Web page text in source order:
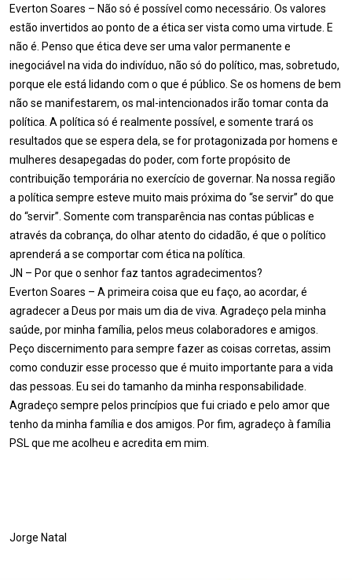
Everton Soares – Não só é possível como necessário. Os valores
estão invertidos ao ponto de a ética ser vista como uma virtude. E
não é. Penso que ética deve ser uma valor permanente e
inegociável na vida do indivíduo, não só do político, mas, sobretudo,
porque ele está lidando com o que é público. Se os homens de bem
não se manifestarem, os mal-intencionados irão tomar conta da
política. A política só é realmente possível, e somente trará os
resultados que se espera dela, se for protagonizada por homens e
mulheres desapegadas do poder, com forte propósito de
contribuição temporária no exercício de governar. Na nossa região
a política sempre esteve muito mais próxima do “se servir” do que
do “servir”. Somente com transparência nas contas públicas e
através da cobrança, do olhar atento do cidadão, é que o político
aprenderá a se comportar com ética na política.
JN – Por que o senhor faz tantos agradecimentos?
Everton Soares – A primeira coisa que eu faço, ao acordar, é
agradecer a Deus por mais um dia de viva. Agradeço pela minha
saúde, por minha família, pelos meus colaboradores e amigos.
Peço discernimento para sempre fazer as coisas corretas, assim
como conduzir esse processo que é muito importante para a vida
das pessoas. Eu sei do tamanho da minha responsabilidade.
Agradeço sempre pelos princípios que fui criado e pelo amor que
tenho da minha família e dos amigos. Por fim, agradeço à família
PSL que me acolheu e acredita em mim.
Jorge Natal